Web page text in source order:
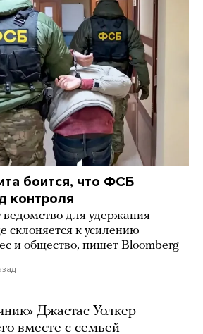
боится, что ФСБ
контроля
ведомство для удержания
склоняется к усилению
и общество, пишет Bloomberg
Джастас Уолкер
вместе с семьей